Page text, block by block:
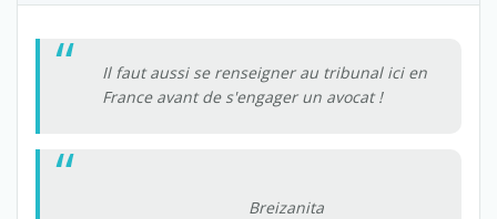
Il faut aussi se renseigner au tribunal ici en
France avant de s'engager un avocat !
Breizanita